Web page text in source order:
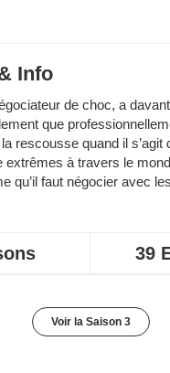
Info
de choc, a
que
rescousse quand il s’agit
extrêmes à travers le
qu’il faut négocier avec
39
Voir la Saison 3